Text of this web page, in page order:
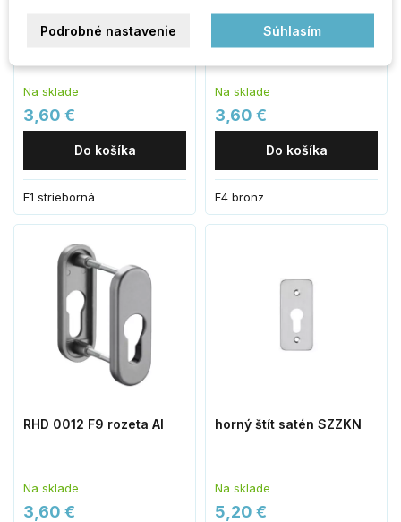
RHD 0012 F1 rozeta Al
Na sklade
3,60 €
Do košíka
F1 strieborná
RHD 0012 F4 rozeta Al
Na sklade
3,60 €
Do košíka
F4 bronz
RHD 0012 F9 rozeta Al
Na sklade
3,60 €
horný štít satén SZZKN
Na sklade
5,20 €
Podrobné nastavenie Súhlasím